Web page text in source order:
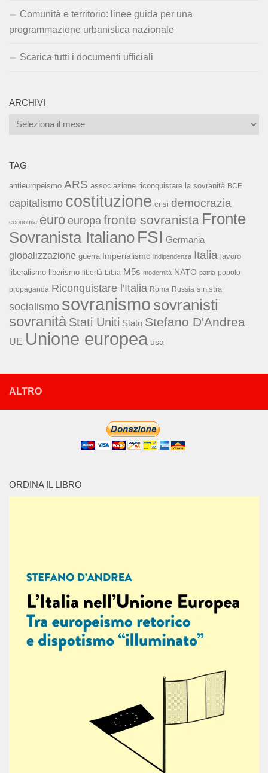
Comunità e territorio: linee guida per una
programmazione urbanistica nazionale
Scarica tutti i documenti ufficiali
ARCHIVI
Archivi
TAG
antieuropeismo ARS associazione riconquistare la sovranità BCE
capitalismo costituzione crisi democrazia
economia euro europa fronte sovranista Fronte
Sovranista Italiano FSI Germania
globalizzazione guerra Imperialismo indipendenza Italia lavoro
liberalismo liberismo libertà Libia M5s modernità NATO patria popolo
propaganda Riconquistare l'Italia Roma Russia sinistra
socialismo sovranismo sovranisti
sovranità Stati Uniti Stato Stefano D'Andrea
UE Unione europea usa
ALTRO
ORDINA IL LIBRO